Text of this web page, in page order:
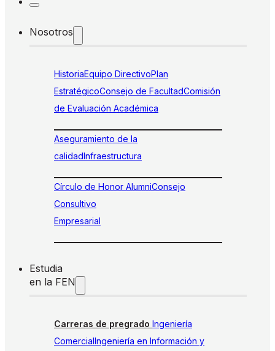
Nosotros
HistoriaEquipo DirectivoPlan
EstratégicoConsejo de FacultadComisión
de Evaluación Académica
Aseguramiento de la
calidadInfraestructura
Círculo de Honor AlumniConsejo
Consultivo
Empresarial
Estudia
en la FEN
Carreras de pregrado Ingeniería
ComercialIngeniería en Información y